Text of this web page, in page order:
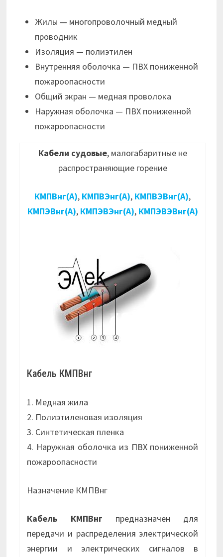
Жилы — многопроволочный медный
проводник
Изоляция — полиэтилен
Внутренняя оболочка — ПВХ пониженной
пожароопасности
Общий экран — медная проволока
Наружная оболочка — ПВХ пониженной
пожароопасности
Кабели судовые, малогабаритные не
распространяющие горение
КМПВнг(А), КМПВЭнг(А), КМПВЭВнг(А),
КМПЭВнг(А), КМПЭВЭнг(А), КМПЭВЭВнг(А)
Кабель КМПВнг
1. Медная жила
2. Полиэтиленовая изоляция
3. Синтетическая пленка
4. Наружная оболочка из ПВХ пониженной
пожароопасности
Назначение КМПВнг
Кабель КМПВнг предназначен для
передачи и распределения электрической
энергии и электрических сигналов в